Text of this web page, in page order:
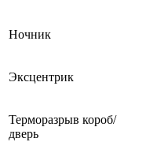
Ночник
Эксцентрик
Терморазрыв короб/
дверь